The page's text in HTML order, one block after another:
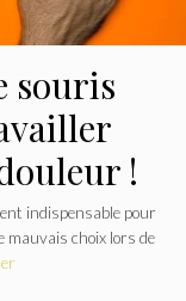
souris
!
indispensable pour
choix lors de